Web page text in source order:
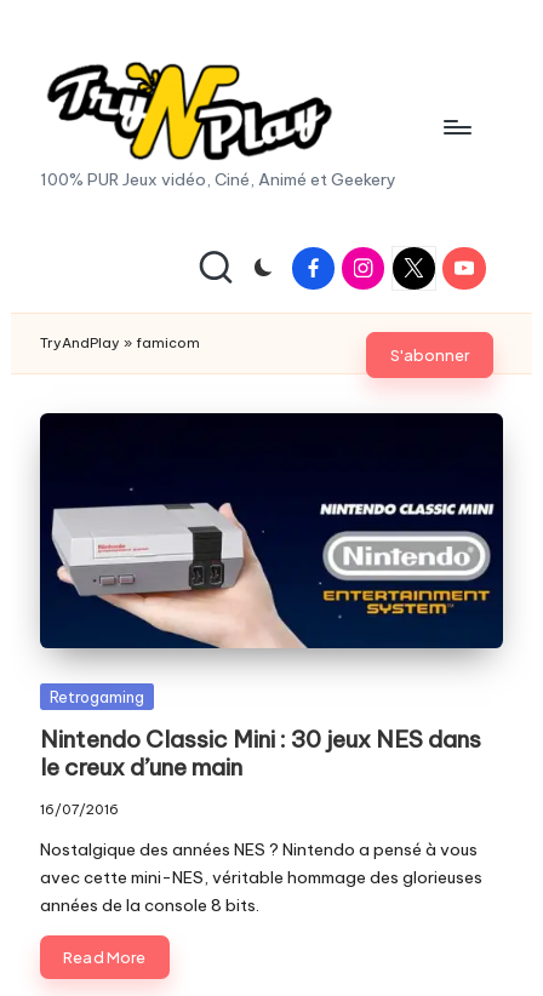
content
T
A
n
y.
c
m
100% PUR Jeux vidéo, Ciné, Animé et Geekery
FacebookInstagram
X
|
Twitter
Youtube
S'abonner
TryAndPlay » famicom
Posted
Retrogaming
Nintendo Classic Mini : 30 jeux NES dans
le creux d’une main
16/07/2016
Nostalgique des années NES ? Nintendo a pensé à vous
avec cette mini-NES, véritable hommage des glorieuses
années de la console 8 bits.
Read More